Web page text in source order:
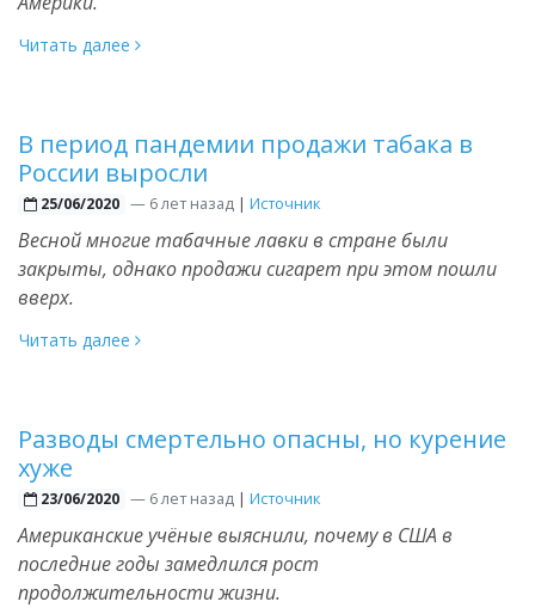
Читать далее
В период пандемии продажи табака в
России выросли
25/06/2020 —6 лет назад | Источник
Весной многие табачные лавки в стране были
закрыты, однако продажи сигарет при этом пошли
вверх.
Читать далее
Разводы смертельно опасны, но курение
хуже
23/06/2020 —6 лет назад | Источник
Американские учёные выяснили, почему в США в
последние годы замедлился рост
продолжительности жизни.